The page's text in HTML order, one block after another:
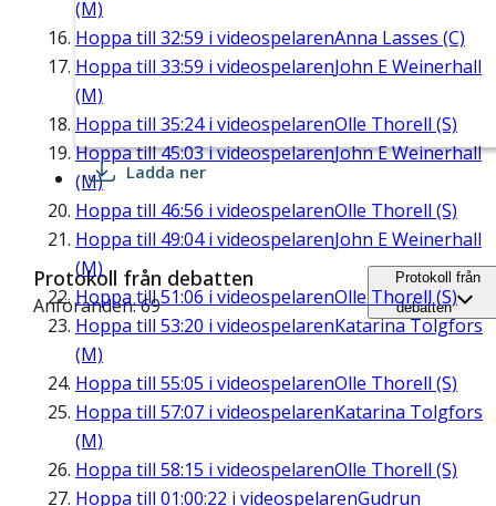
(M)
Hoppa till 32:59 i videospelarenAnna Lasses (C)
Hoppa till 33:59 i videospelarenJohn E Weinerhall
(M)
Hoppa till 35:24i videospelarenOlle Thorell (S)
Hoppa till45:03i videospelarenJohn E Weinerhall
(M)
Hoppa till 46:56 i videospelarenOlle Thorell (S)
Hoppa till 49:04i videospelarenJohn E Weinerhall
(M)
Hoppa till51:06 i videospelarenOlle Thorell (S)
Hoppa till 53:20 i videospelarenKatarina Tolgfors
(M)
Hoppa till 55:05 i videospelarenOlle Thorell (S)
Hoppa till 57:07 i videospelarenKatarina Tolgfors
(M)
Hoppa till 58:15 i videospelarenOlle Thorell (S)
Hoppa till 01:00:22 i videospelarenGudrun
Ladda ner
Protokoll från debatten
Anföranden: 69
Protokoll från
debatten